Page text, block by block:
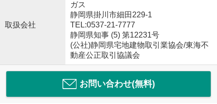
取扱会社
ガス
静岡県掛川市細田229-1
TEL:0537-21-7777
静岡県知事 (5) 第12231号
(公社)静岡県宅地建物取引業協会/東海不
動産公正取引協議会
お問い合わせ(無料)